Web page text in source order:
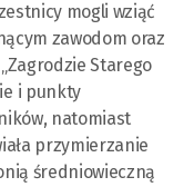
mogli wziąć
zawodom oraz
Starego
i punkty
natomiast
przymierzanie
średniowieczną